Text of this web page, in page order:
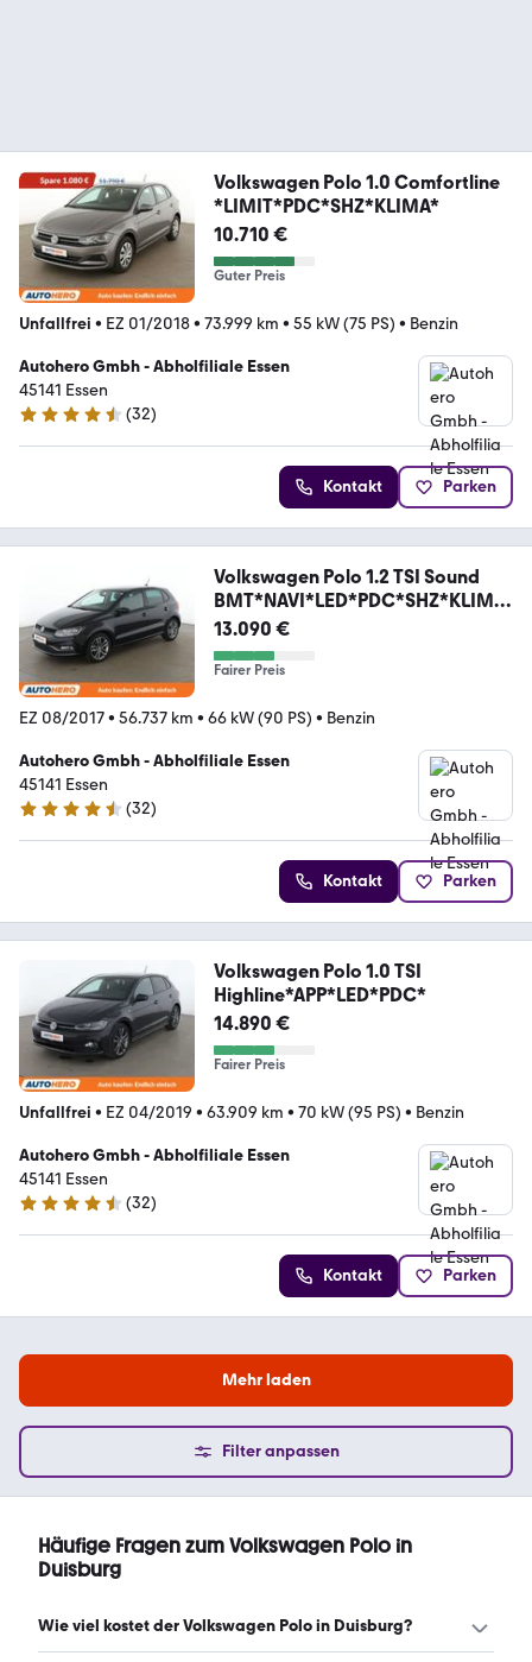
Volkswagen Polo 1.0 Comfortline
*LIMIT*PDC*SHZ*KLIMA*
10.710 €
Guter Preis
Unfallfrei • EZ 01/2018• 73.999 km • 55 kW (75 PS) • Benzin
Autohero Gmbh - Abholfiliale Essen
45141 Essen
4.7 Sterne
(32)
Kontakt Parken
Volkswagen Polo 1.2 TSI Sound
BMT*NAVI*LED*PDC*SHZ*KLIMA
*
13.090 €
Fairer Preis
EZ 08/2017• 56.737 km • 66 kW (90 PS) • Benzin
Autohero Gmbh - Abholfiliale Essen
45141 Essen
4.7 Sterne
(32)
Kontakt Parken
Volkswagen Polo 1.0 TSI
Highline*APP*LED*PDC*
14.890 €
Fairer Preis
Unfallfrei • EZ 04/2019 • 63.909 km • 70 kW (95 PS) • Benzin
Autohero Gmbh - Abholfiliale Essen
45141 Essen
4.7 Sterne
(32)
Kontakt Parken
Mehr laden
Filter anpassen
Häufige Fragen zum Volkswagen Polo in
Duisburg
Wie viel kostet der Volkswagen Polo in Duisburg?